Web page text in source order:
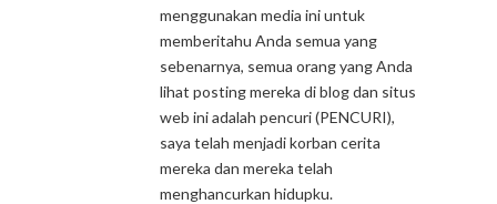
menggunakan media ini untuk
memberitahu Anda semua yang
sebenarnya, semua orang yang Anda
lihat posting mereka di blog dan situs
web ini adalah pencuri (PENCURI),
saya telah menjadi korban cerita
mereka dan mereka telah
menghancurkan hidupku.